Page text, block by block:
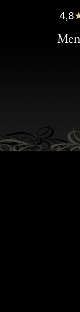
Clic
Bon
4,8